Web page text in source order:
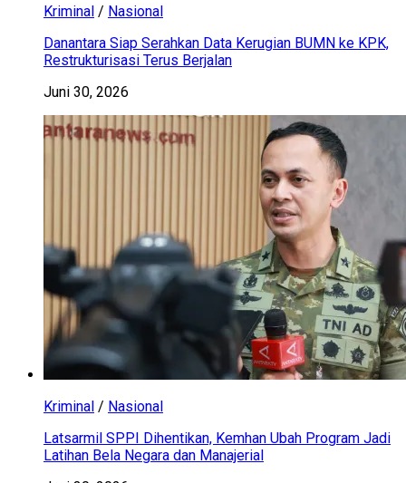
Kriminal / Nasional
Danantara Siap Serahkan Data Kerugian BUMN ke KPK,
Restrukturisasi Terus Berjalan
Juni 30, 2026
Kriminal / Nasional
Latsarmil SPPI Dihentikan, Kemhan Ubah Program Jadi
Latihan Bela Negara dan Manajerial